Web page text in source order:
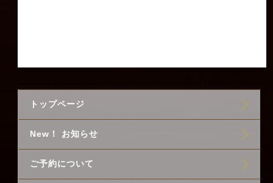
トップページ
New！ お知らせ
ご予約について